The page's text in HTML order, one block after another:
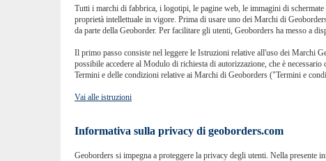
Tutti i marchi di fabbrica, i logotipi, le pagine web, le immagini di
proprietà intellettuale in vigore. Prima di usare uno dei Marchi di
da parte della Geoborder. Per facilitare gli utenti, Geoborders ha messo a
Il primo passo consiste nel leggere le Istruzioni relative all'uso dei Marchi
possibile accedere al Modulo di richiesta di autorizzazione, che è
Termini e delle condizioni relative ai Marchi di Geoborders ("Termini e
Vai alle istruzioni
Informativa sulla privacy di geoborders.com
Geoborders si impegna a proteggere la privacy degli utenti. Nella